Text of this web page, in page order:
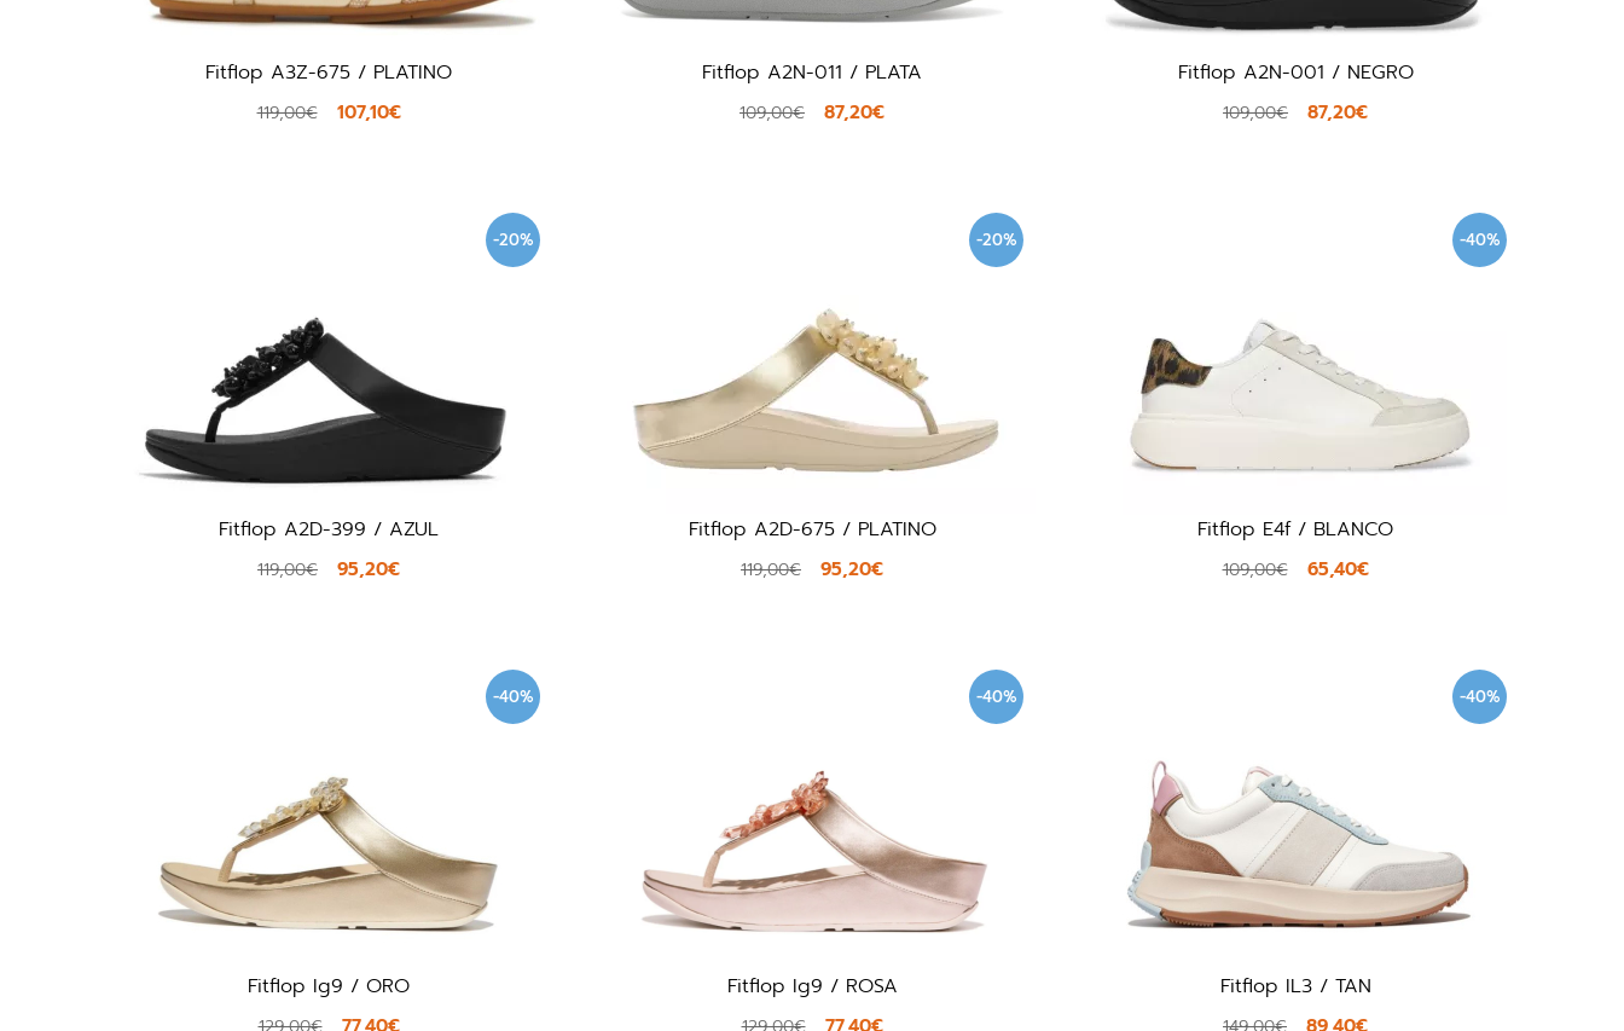
Fitflop A3Z-675 / PLATINO
119,00€ 107,10€
Fitflop A2N-011 / PLATA
109,00€ 87,20€
Fitflop A2N-001 / NEGRO
109,00€ 87,20€
-20%
Fitflop A2D-399 / AZUL
119,00€ 95,20€
-20%
Fitflop A2D-675 / PLATINO
119,00€ 95,20€
-40%
Fitflop E4f / BLANCO
109,00€ 65,40€
-40%
Fitflop Ig9 / ORO
-40%
Fitflop Ig9 / ROSA
-40%
Fitflop IL3 / TAN